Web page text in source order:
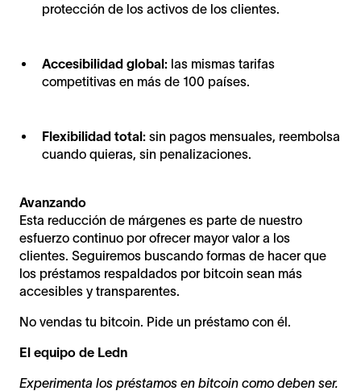
protección de los activos de los clientes.
Accesibilidad global: las mismas tarifas
competitivas en más de 100 países.
Flexibilidad total: sin pagos mensuales, reembolsa
cuando quieras, sin penalizaciones.
Avanzando
Esta reducción de márgenes es parte de nuestro
esfuerzo continuo por ofrecer mayor valor a los
clientes. Seguiremos buscando formas de hacer que
los préstamos respaldados por bitcoin sean más
accesibles y transparentes.
No vendas tu bitcoin. Pide un préstamo con él.
El equipo de Ledn
Experimenta los préstamos en bitcoin como deben ser.